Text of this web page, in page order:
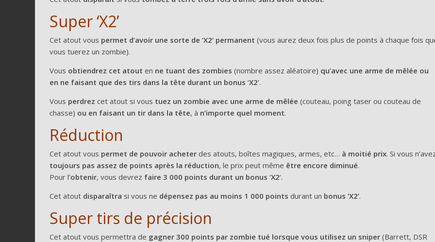
Super ‘X2’
Cet atout vous permet d’avoir une sorte de ‘X2’ permanent (vous aurez deux fois plus de points à chaque fois
vous tuerez un zombie).
Vous obtiendrez cet atout en ne tuant des zombies (nombre assez aléatoire) qu’avec une arme de mêlée ou
en ne faisant que des tirs dans la tête durant un bonus ‘X2‘.
Vous perdrez cet atout si vous tuez un zombie avec une arme de mêlée (couteau, poing taser ou couteau de
chasse) ou en faisant un tir dans la tête, à n’importe quel moment.
Réduction
Cet atout vous permet de pouvoir acheter des atouts, boîtes magiques, armes, etc… à moitié prix. Si vous
toujours pas assez de points après la réduction, le prix peut même être encore diminué.
Pour l’obtenir, vous devrez faire 3 000 points durant un bonus ‘X2‘.
Cet atout disparaîtra si vous ne dépensez pas au moins 1 000 points durant un bonus ‘X2’.
Super tirs de précision
Cet atout vous permettra de gagner 300 points par zombie tué lorsque vous utilisez un sniper (Barrett, DSR